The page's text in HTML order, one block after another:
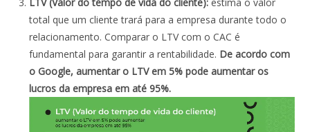
total que um cliente trará para a empresa durante todo o
relacionamento. Comparar o LTV com o CAC é
fundamental para garantir a rentabilidade. De acordo com
o Google, aumentar o LTV em 5% pode aumentar os
lucros da empresa em até 95%.